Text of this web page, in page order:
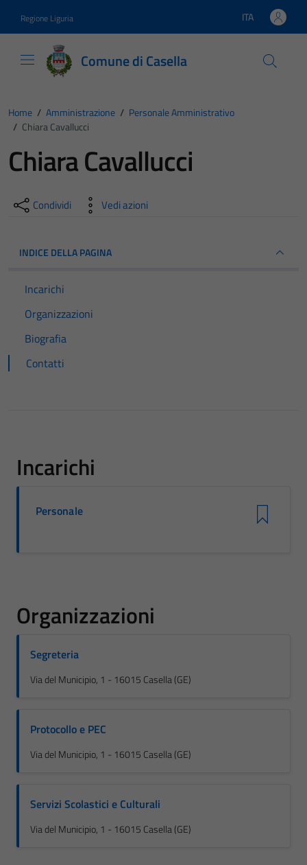
Regione Liguria Lingua attiva:
ITA
Comune di Casella
Home / Amministrazione / Personale Amministrativo
/ Chiara Cavallucci
Chiara Cavallucci
Condividi Vedi azioni
INDICE DELLA PAGINA
Incarichi
Organizzazioni
Biografia
Contatti
Incarichi
Personale
Organizzazioni
Segreteria
Via del Municipio, 1 - 16015 Casella (GE)
Protocollo e PEC
Via del Municipio, 1 - 16015 Casella (GE)
Servizi Scolastici e Culturali
Via del Municipio, 1 - 16015 Casella (GE)